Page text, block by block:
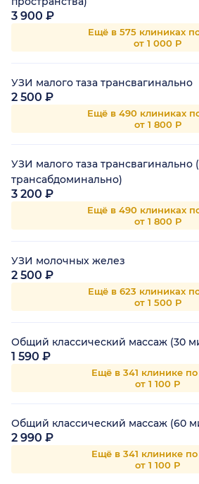
3 900 ₽
Ещё в 575 клиниках
от 1 000 Р
УЗИ малого таза трансвагинально
2 500 ₽
Ещё в 490 клиниках
от 1 800 Р
УЗИ малого таза трансвагинально
трансабдоминально)
3 200 ₽
Ещё в 490 клиниках
от 1 800 Р
УЗИ молочных желез
2 500 ₽
Ещё в 623 клиниках
от 1 500 Р
Общий классический массаж (30
1 590 ₽
Ещё в 341 клинике
от 1 100 Р
Общий классический массаж (60
2 990 ₽
Ещё в 341 клинике
от 1 100 Р